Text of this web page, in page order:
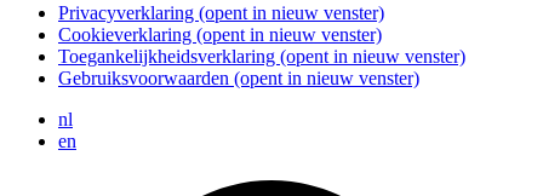
Privacyverklaring (opent in nieuw venster)
Cookieverklaring (opent in nieuw venster)
Toegankelijkheidsverklaring (opent in nieuw venster)
Gebruiksvoorwaarden (opent in nieuw venster)
nl
en